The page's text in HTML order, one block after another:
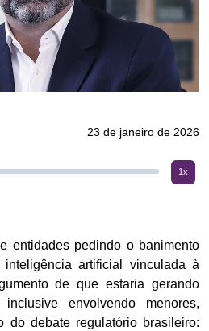
23 de janeiro de 2026
1x
entidades pedindo o banimento
artificial vinculada à
de que estaria gerando
envolvendo menores,
do debate regulatório brasileiro: